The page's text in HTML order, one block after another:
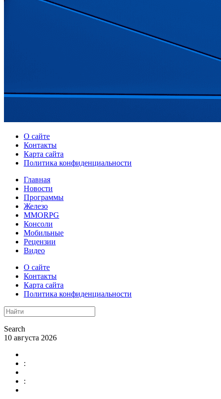
О сайте
Контакты
Карта сайта
Политика конфиденциальности
Главная
Новости
Программы
Железо
MMORPG
Консоли
Мобильные
Рецензии
Видео
О сайте
Контакты
Карта сайта
Политика конфиденциальности
Search
10 августа 2026
:
: